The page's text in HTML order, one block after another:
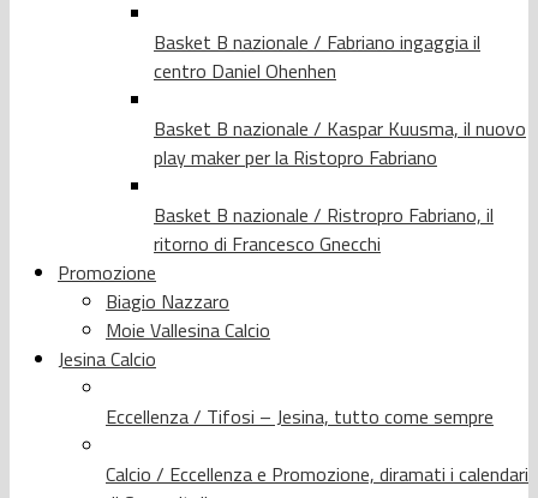
Basket B nazionale / Fabriano ingaggia il
centro Daniel Ohenhen
Basket B nazionale / Kaspar Kuusma, il nuovo
play maker per la Ristopro Fabriano
Basket B nazionale / Ristropro Fabriano, il
ritorno di Francesco Gnecchi
Promozione
Biagio Nazzaro
Moie Vallesina Calcio
Jesina Calcio
Eccellenza / Tifosi – Jesina, tutto come sempre
Calcio / Eccellenza e Promozione, diramati i calendari